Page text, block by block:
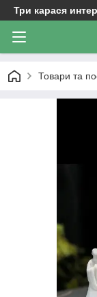
Три карася
Товари та